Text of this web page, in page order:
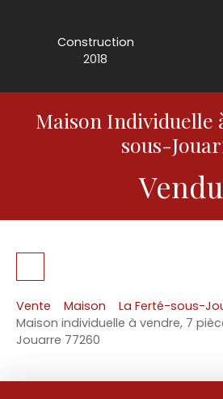
Construction
2018
Maison Individuelle
sous-
Vendu
Vente Maison
La Ferté-sous-
Maison individuelle à vendre, 7
Jouarre 77260